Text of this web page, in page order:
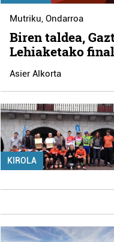
Mutriku,Ondarroa
Biren taldea,
Lehiaketako
Asier Alkorta
KIROLA